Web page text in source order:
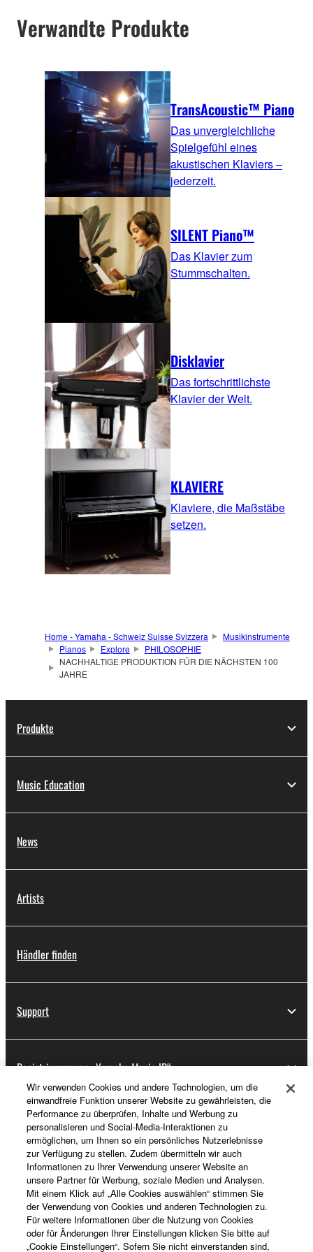
Verwandte Produkte
TransAcoustic™ Piano
Das unvergleichliche
Spielgefühl eines
akustischen Klaviers –
jederzeit.
SILENT Piano™
Das Klavier zum
Stummschalten.
Disklavier
Das fortschrittlichste
Klavier der Welt.
KLAVIERE
Klaviere, die Maßstäbe
setzen.
Home - Yamaha - Schweiz Suisse Svizzera
Musikinstrumente
Pianos
Explore
PHILOSOPHIE
NACHHALTIGE PRODUKTION FÜR DIE NÄCHSTEN 100
JAHRE
Produkte
Music Education
News
Artists
Händler finden
Support
Registrierung von „Yamaha Music ID“
Über Yamaha
Schweiz Suisse Svizzera - German
Business
Wir verwenden Cookies und andere Technologien, um die
einwandfreie Funktion unserer Website zu gewährleisten, die
Performance zu überprüfen, Inhalte und Werbung zu
personalisieren und Social-Media-Interaktionen zu
ermöglichen, um Ihnen so ein persönliches Nutzerlebnisse
zur Verfügung zu stellen. Zudem übermitteln wir auch
Informationen zu Ihrer Verwendung unserer Website an
unsere Partner für Werbung, soziale Medien und Analysen.
Mit einem Klick auf „Alle Cookies auswählen“ stimmen Sie
der Verwendung von Cookies und anderen Technologien zu.
Für weitere Informationen über die Nutzung von Cookies
oder für Änderungen Ihrer Einstellungen klicken Sie bitte auf
„Cookie Einstellungen“. Sofern Sie nicht einverstanden sind,